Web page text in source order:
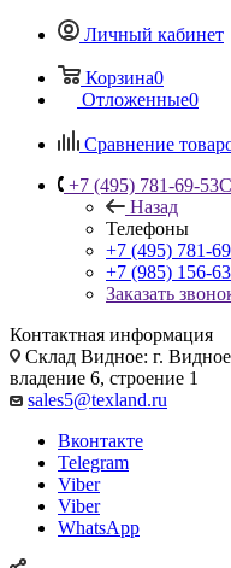
Личный кабинет
Корзина0
Отложенные0
Сравнение
+7 (495) 781-69-53
Назад
Телефоны
+7 (495) 781-
+7 (985) 156-
Заказать
Контактная информация
Склад Видное: г.
владение 6, строение 1
sales5@texland.ru
Вконтакте
Telegram
Viber
Viber
WhatsApp